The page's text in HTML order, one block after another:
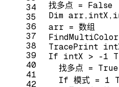
34
35
36
37
38
39
40
41
42
  找多点 = False
Dim
  arr = 数组
TracePrint
If intX > -1
    找多点 = True
If 模式 = 1